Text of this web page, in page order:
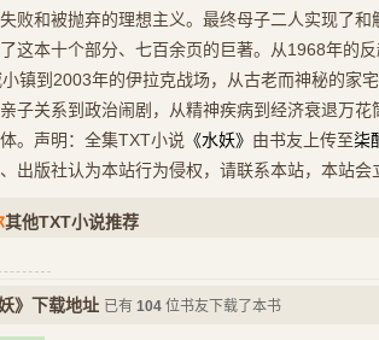
败和被抛弃的理想主义。最终母子二人实现了和
这本十个部分、七百余页的巨著。从1968年的
镇到2003年的伊拉克战场，从古老而神秘的家
子关系到政治闹剧，从精神疾病到经济衰退万
。声明：全集TXT小说 《水妖》 由书友上传至柒
出版社认为本站行为侵权，请联系本站，本站会
其他TXT小说推荐
》下载地址 已有 104 位书友下载了本书